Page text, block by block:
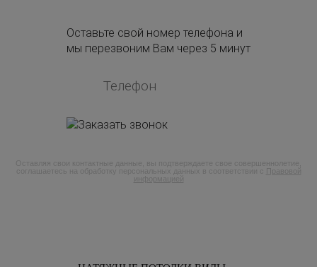
Оставьте свой номер телефона и
мы перезвоним Вам через 5 минут
Оставляя свои контактные данные, вы подтверждаете свое совершеннолетие,
соглашаетесь на обработку персональных данных в соответствии с
Правовой
информацией